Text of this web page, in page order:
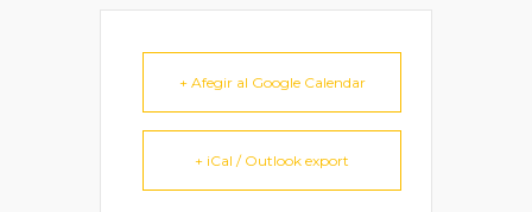
+ Afegir al Google Calendar
+ iCal / Outlook export